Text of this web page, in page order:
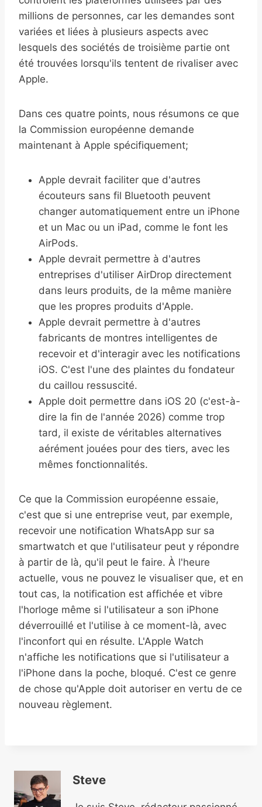
millions de personnes, car les demandes sont
variées et liées à plusieurs aspects avec
lesquels des sociétés de troisième partie ont
été trouvées lorsqu'ils tentent de rivaliser avec
Apple.
Dans ces quatre points, nous résumons ce que
la Commission européenne demande
maintenant à Apple spécifiquement;
Apple devrait faciliter que d'autres
écouteurs sans fil Bluetooth peuvent
changer automatiquement entre un iPhone
et un Mac ou un iPad, comme le font les
AirPods.
Apple devrait permettre à d'autres
entreprises d'utiliser AirDrop directement
dans leurs produits, de la même manière
que les propres produits d'Apple.
Apple devrait permettre à d'autres
fabricants de montres intelligentes de
recevoir et d'interagir avec les notifications
iOS. C'est l'une des plaintes du fondateur
du caillou ressuscité.
Apple doit permettre dans iOS 20 (c'est-à-
dire la fin de l'année 2026) comme trop
tard, il existe de véritables alternatives
aérément jouées pour des tiers, avec les
mêmes fonctionnalités.
Ce que la Commission européenne essaie,
c'est que si une entreprise veut, par exemple,
recevoir une notification WhatsApp sur sa
smartwatch et que l'utilisateur peut y répondre
à partir de là, qu'il peut le faire. À l'heure
actuelle, vous ne pouvez le visualiser que, et en
tout cas, la notification est affichée et vibre
l'horloge même si l'utilisateur a son iPhone
déverrouillé et l'utilise à ce moment-là, avec
l'inconfort qui en résulte. L'Apple Watch
n'affiche les notifications que si l'utilisateur a
l'iPhone dans la poche, bloqué. C'est ce genre
de chose qu'Apple doit autoriser en vertu de ce
nouveau règlement.
Steve